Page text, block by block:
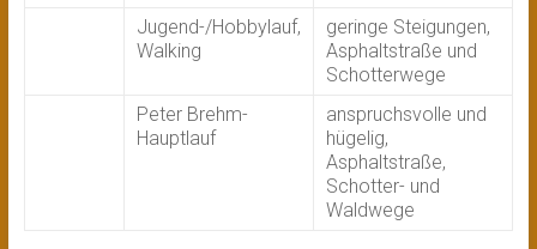
Jugend-/Hobbylauf,
Walking
geringe Steigungen,
Asphaltstraße und
Schotterwege
Peter Brehm-
Hauptlauf
anspruchsvolle und
hügelig,
Asphaltstraße,
Schotter- und
Waldwege